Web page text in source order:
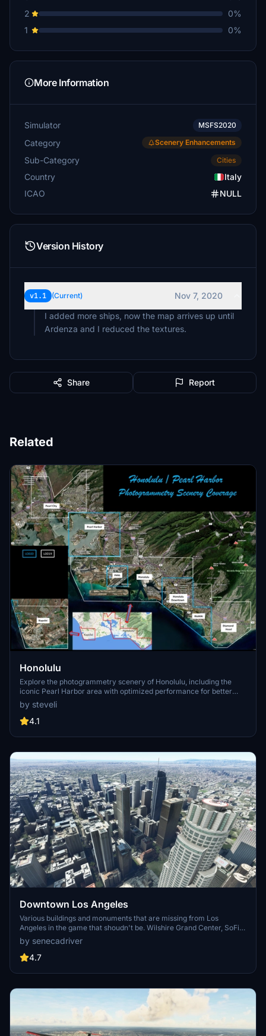
2
0%
1
0%
More Information
Simulator MSFS2020
Category Scenery Enhancements
Sub-Category Cities
Country
Italy
ICAO
NULL
Version History
v1.1 (Current)
Nov 7, 2020
I added more ships, now the map arrives up until
Ardenza and I reduced the textures.
Share Report
Related
Honolulu
Explore the photogrammetry scenery of Honolulu, including the
iconic Pearl Harbor area with optimized performance for better
FPS. Discover Waikiki, Honolulu downtown, and more with this
detailed addon. Enhance your experience by adding free mods for
carriers, battleships, and military airplanes in Pearl Harbor and
enjoy this mod.
by steveli
4.1
Downtown Los Angeles
Various buildings and monuments that are missing from Los
Angeles in the game that shoudn't be. Wilshire Grand Center, SoFi
Stadium, 801 S Grand, 825 S Hill, 888 S Hope, 1000 Grand, Apex the
One, Atelier, Aven Apartments, Metropolis Towers, Level Los
Angeles
by senecadriver
4.7